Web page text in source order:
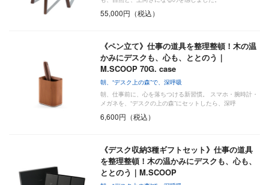
55,000円（税込）
《ペン立て》仕事の道具を整理整頓！木の温
かみにデスクも、心も、ととのう｜
M.SCOOP 70G. case
朝、“デスク上の森”で、深呼吸
朝、仕事前に、心を落ちつける新習慣。 スマホ・腕時計・
メガネを、“デスクの上の森”にセットしたら、深呼
吸………
6,600円（税込）
《デスク収納3種ギフトセット》仕事の道具
を整理整頓！木の温かみにデスクも、心も、
ととのう｜M.SCOOP